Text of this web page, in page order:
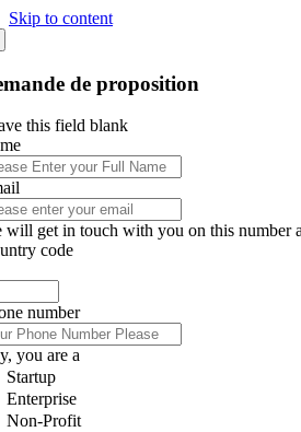
Skip to content
de proposition
this field blank
will get in touch with you on this number
code
number
you are a
Startup
Enterprise
Non-Profit